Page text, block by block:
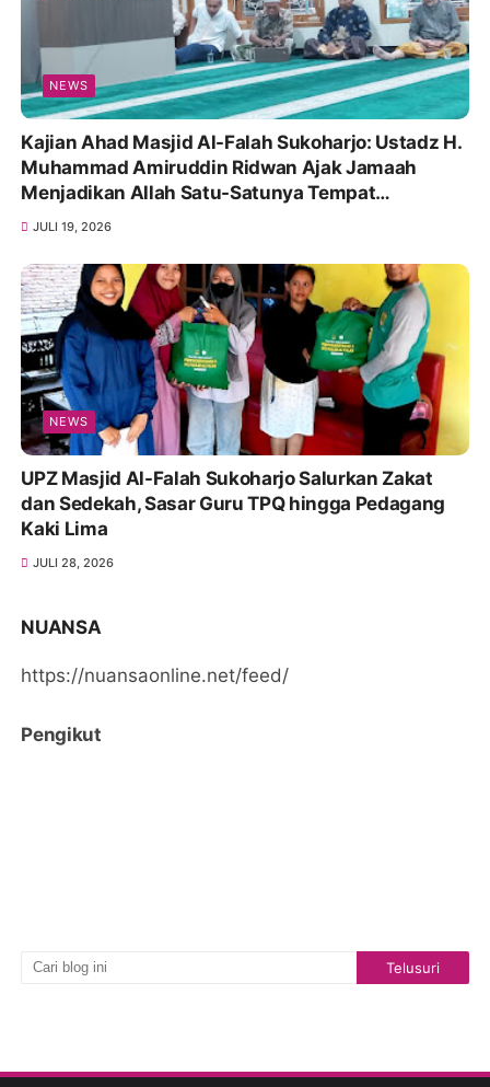
NEWS
Kajian Ahad Masjid Al-Falah Sukoharjo: Ustadz H.
Muhammad Amiruddin Ridwan Ajak Jamaah
Menjadikan Allah Satu-Satunya Tempat
Bergantung
JULI 19, 2026
NEWS
UPZ Masjid Al-Falah Sukoharjo Salurkan Zakat
dan Sedekah, Sasar Guru TPQ hingga Pedagang
Kaki Lima
JULI 28, 2026
NUANSA
https://nuansaonline.net/feed/
Pengikut